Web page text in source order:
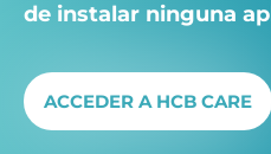
de instalar ninguna
ACCEDER A HCB CARE